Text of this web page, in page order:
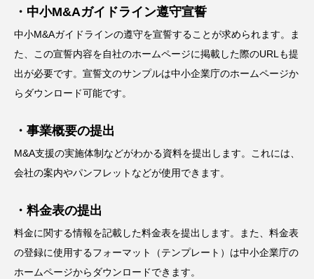
・中小M&Aガイドライン遵守宣誓
中小M&Aガイドラインの遵守を宣誓することが求められます。ま
た、この宣誓内容を自社のホームページに掲載した際のURLも提
出が必要です。宣誓文のサンプルは中小企業庁のホームページか
らダウンロード可能です。
・事業概要の提出
M&A支援の実施体制などがわかる資料を提出します。これには、
会社の案内やパンフレットなどが使用できます。
・料金表の提出
料金に関する情報を記載した料金表を提出します。また、料金表
の登録に使用するフォーマット（テンプレート）は中小企業庁の
ホームページからダウンロードできます。